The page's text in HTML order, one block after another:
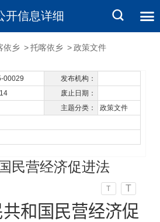
开信息详细
依乡 > 托喀依乡 > 政策文件
00029
发布机构：
废止日期：
主题分类：
政策文件
民营经济促进法
T T
和国民营经济促